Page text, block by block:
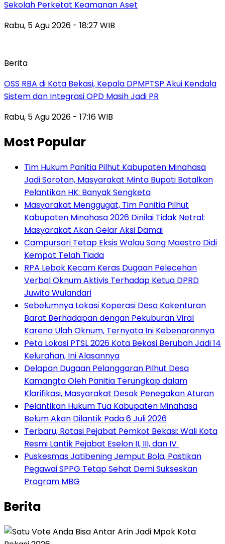
Sekolah Perketat Keamanan Aset
Rabu, 5 Agu 2026 - 18:27 WIB
Berita
‎OSS RBA di Kota Bekasi, Kepala DPMPTSP Akui Kendala
Sistem dan Integrasi OPD Masih Jadi PR
Rabu, 5 Agu 2026 - 17:16 WIB
Most Popular
Tim Hukum Panitia Pilhut Kabupaten Minahasa
Jadi Sorotan, Masyarakat Minta Bupati Batalkan
Pelantikan HK: Banyak Sengketa
Masyarakat Menggugat, Tim Panitia Pilhut
Kabupaten Minahasa 2026 Dinilai Tidak Netral:
Masyarakat Akan Gelar Aksi Damai
Campursari Tetap Eksis Walau Sang Maestro Didi
Kempot Telah Tiada
RPA Lebak Kecam Keras Dugaan Pelecehan
Verbal Oknum Aktivis Terhadap Ketua DPRD
Juwita Wulandari
Sebelumnya Lokasi Koperasi Desa Kakenturan
Barat Berhadapan dengan Pekuburan Viral
Karena Ulah Oknum, Ternyata Ini Kebenarannya
Peta Lokasi PTSL 2026 Kota Bekasi Berubah Jadi 14
Kelurahan, Ini Alasannya
Delapan Dugaan Pelanggaran Pilhut Desa
Kamangta Oleh Panitia Terungkap dalam
Klarifikasi, Masyarakat Desak Penegakan Aturan
Pelantikan Hukum Tua Kabupaten Minahasa
Belum Akan Dilantik Pada 6 Juli 2026
‎Terbaru, Rotasi Pejabat Pemkot Bekasi: Wali Kota
Resmi Lantik Pejabat Eselon II, III, dan IV ‎
Puskesmas Jatibening Jemput Bola, Pastikan
Pegawai SPPG Tetap Sehat Demi Sukseskan
Program MBG
Berita